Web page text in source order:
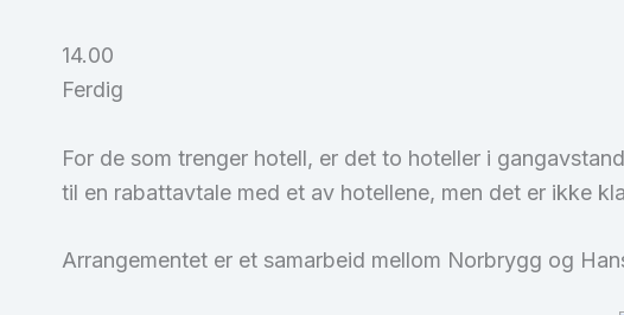
14.00
Ferdig
For de som trenger hotell, er det to hoteller i
til en rabattavtale med et av hotellene, men det er ikke
Arrangementet er et samarbeid mellom Norbrygg og